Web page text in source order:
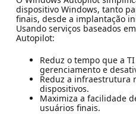
dispositivo Windows, tanto
finais, desde a implantação
Usando serviços baseados
Autopilot:
Reduz o tempo que a
gerenciamento e
Reduz a infraestrutura
dispositivos.
Maximiza a facilidade
usuários finais.